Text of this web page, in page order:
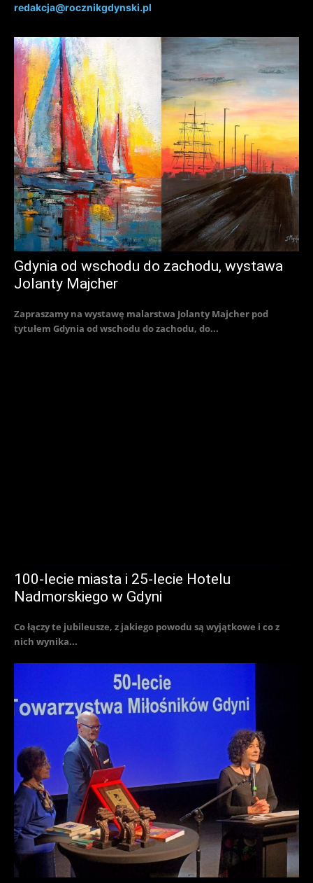
redakcja@rocznikgdynski.pl
Gdynia od wschodu do zachodu, wystawa
Jolanty Majcher
Zapraszamy na wystawę malarstwa Jolanty Majcher pod
tytułem Gdynia od wschodu do zachodu, do...
100-lecie miasta i 25-lecie Hotelu
Nadmorskiego w Gdyni
Co łączy te jubileusze, z jakiego powodu są wyjątkowe i co z
nich wynika...